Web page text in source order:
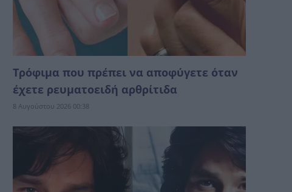
Τρόφιμα που πρέπει να αποφύγετε όταν
έχετε ρευματοειδή αρθρίτιδα
8 Αυγούστου 2026 00:38